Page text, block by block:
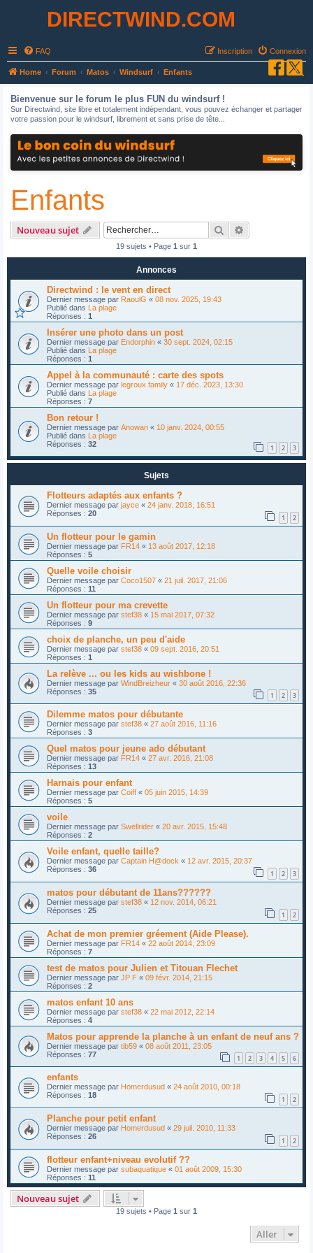
DIRECTWIND.COM
FAQ Connexion
Inscription
Home Forum Matos Windsurf Enfants
Bienvenue sur le forum le plus FUN du windsurf !
Sur Directwind, site libre et totalement indépendant, vous pouvez échanger et partager
votre passion pour le windsurf, librement et sans prise de tête...
Enfants
Nouveau sujet Rechercher
19 sujets • Page 1 sur 1
Annonces
Directwind : le vent en direct
Dernier message par RaoulG « 08 nov. 2025, 19:43
Publié dans La plage
Réponses : 1
Insérer une photo dans un post
Dernier message par Endorphin « 30 sept. 2024, 02:15
Publié dans La plage
Réponses : 1
Appel à la communauté : carte des spots
Dernier message par legroux.family « 17 déc. 2023, 13:30
Publié dans La plage
Réponses : 7
Bon retour !
Dernier message par Anowan « 10 janv. 2024, 00:55
Publié dans La plage
Réponses : 32 1 2 3
Sujets
Flotteurs adaptés aux enfants ?
Dernier message par jayce « 24 janv. 2018, 16:51
Réponses : 20 1 2
Un flotteur pour le gamin
Dernier message par FR14 « 13 août 2017, 12:18
Réponses : 5
Quelle voile choisir
Dernier message par Coco1507 « 21 juil. 2017, 21:06
Réponses : 11
Un flotteur pour ma crevette
Dernier message par stef38 « 15 mai 2017, 07:32
Réponses : 9
choix de planche, un peu d'aide
Dernier message par stef38 « 09 sept. 2016, 20:51
Réponses : 1
La relève ... ou les kids au wishbone !
Dernier message par WindBreizheur « 30 août 2016, 22:36
Réponses : 35 1 2 3
Dilemme matos pour débutante
Dernier message par stef38 « 27 août 2016, 11:16
Réponses : 3
Quel matos pour jeune ado débutant
Dernier message par FR14 « 27 avr. 2016, 21:08
Réponses : 13
Harnais pour enfant
Dernier message par Coiff « 05 juin 2015, 14:39
Réponses : 5
voile
Dernier message par Swellrider « 20 avr. 2015, 15:48
Réponses : 2
Voile enfant, quelle taille?
Dernier message par Captain H@dock « 12 avr. 2015, 20:37
Réponses : 36 1 2 3
matos pour débutant de 11ans??????
Dernier message par stef38 « 12 nov. 2014, 06:21
Réponses : 25 1 2
Achat de mon premier gréement (Aide Please).
Dernier message par FR14 « 22 août 2014, 23:09
Réponses : 7
test de matos pour Julien et Titouan Flechet
Dernier message par JP F « 09 févr. 2014, 21:15
Réponses : 2
matos enfant 10 ans
Dernier message par stef38 « 22 mai 2012, 22:14
Réponses : 4
Matos pour apprende la planche à un enfant de neuf ans ?
Dernier message par tib59 « 08 août 2011, 23:05
Réponses : 77 1 2 3 4 5 6
enfants
Dernier message par Homerdusud « 24 août 2010, 00:18
Réponses : 18 1 2
Planche pour petit enfant
Dernier message par Homerdusud « 29 juil. 2010, 11:33
Réponses : 26 1 2
flotteur enfant+niveau evolutif ??
Dernier message par subaquatique « 01 août 2009, 15:30
Réponses : 11
Nouveau sujet
19 sujets • Page 1 sur 1
Aller